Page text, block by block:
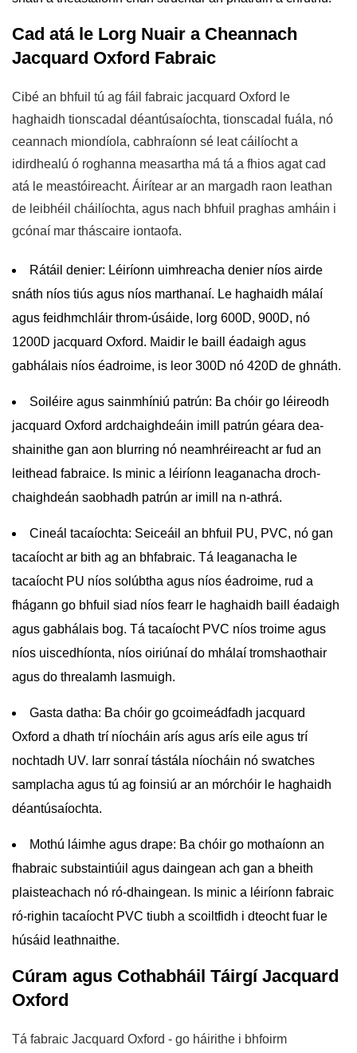
Cad atá le Lorg Nuair a Cheannach
Jacquard Oxford Fabraic
Cibé an bhfuil tú ag fáil fabraic jacquard Oxford le
haghaidh tionscadal déantúsaíochta, tionscadal fuála, nó
ceannach miondíola, cabhraíonn sé leat cáilíocht a
idirdhealú ó roghanna measartha má tá a fhios agat cad
atá le meastóireacht. Áirítear ar an margadh raon leathan
de leibhéil cháilíochta, agus nach bhfuil praghas amháin i
gcónaí mar tháscaire iontaofa.
Rátáil denier: Léiríonn uimhreacha denier níos airde
snáth níos tiús agus níos marthanaí. Le haghaidh málaí
agus feidhmchláir throm-úsáide, lorg 600D, 900D, nó
1200D jacquard Oxford. Maidir le baill éadaigh agus
gabhálais níos éadroime, is leor 300D nó 420D de ghnáth.
Soiléire agus sainmhíniú patrún: Ba chóir go léireodh
jacquard Oxford ardchaighdeáin imill patrún géara dea-
shainithe gan aon blurring nó neamhréireacht ar fud an
leithead fabraice. Is minic a léiríonn leaganacha droch-
chaighdeán saobhadh patrún ar imill na n-athrá.
Cineál tacaíochta: Seiceáil an bhfuil PU, PVC, nó gan
tacaíocht ar bith ag an bhfabraic. Tá leaganacha le
tacaíocht PU níos solúbtha agus níos éadroime, rud a
fhágann go bhfuil siad níos fearr le haghaidh baill éadaigh
agus gabhálais bog. Tá tacaíocht PVC níos troime agus
níos uiscedhíonta, níos oiriúnaí do mhálaí tromshaothair
agus do threalamh lasmuigh.
Gasta datha: Ba chóir go gcoimeádfadh jacquard
Oxford a dhath trí níocháin arís agus arís eile agus trí
nochtadh UV. Iarr sonraí tástála níocháin nó swatches
samplacha agus tú ag foinsiú ar an mórchóir le haghaidh
déantúsaíochta.
Mothú láimhe agus drape: Ba chóir go mothaíonn an
fhabraic substaintiúil agus daingean ach gan a bheith
plaisteachach nó ró-dhaingean. Is minic a léiríonn fabraic
ró-righin tacaíocht PVC tiubh a scoiltfidh i dteocht fuar le
húsáid leathnaithe.
Cúram agus Cothabháil Táirgí Jacquard
Oxford
Tá fabraic Jacquard Oxford - go háirithe i bhfoirm